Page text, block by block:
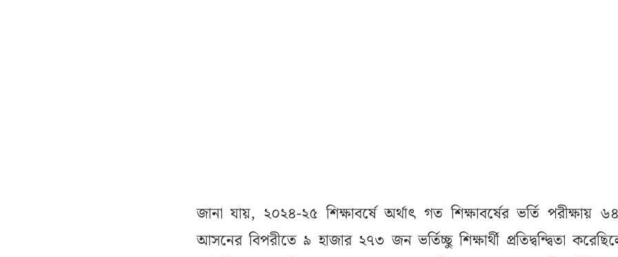
জানা যায়, ২০২৪-২৫ শিক্ষাবর্ষে অর্থাৎ গত শিক্ষাবর্ষের ভর্তি পরীক্ষায়
আসনের বিপরীতে ৯ হাজার ২৭৩ জন ভর্তিচ্ছু শিক্ষার্থী প্রতিদ্বন্দ্বিতা